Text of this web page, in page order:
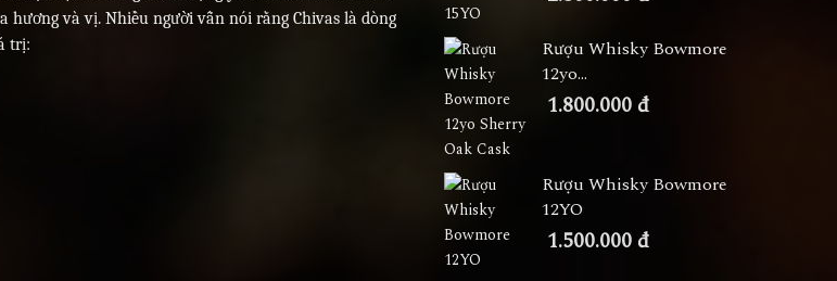
và vị. Nhiều người vẫn nói rằng Chivas là dòng
trị:
Rượu Whisky Bowmore
12yo...
1.800.000 đ
Rượu Whisky Bowmore
12YO
1.500.000 đ